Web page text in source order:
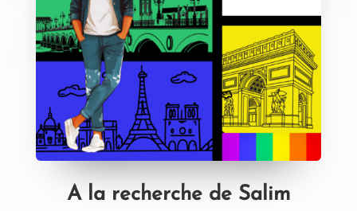
A la recherche de Salim